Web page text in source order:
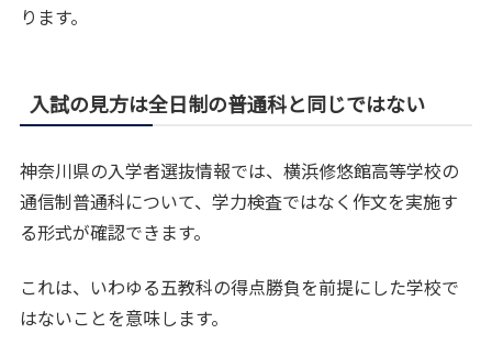
ります。
入試の見方は全日制の普通科と同じではない
神奈川県の入学者選抜情報では、横浜修悠館高等学校の
通信制普通科について、学力検査ではなく作文を実施す
る形式が確認できます。
これは、いわゆる五教科の得点勝負を前提にした学校で
はないことを意味します。